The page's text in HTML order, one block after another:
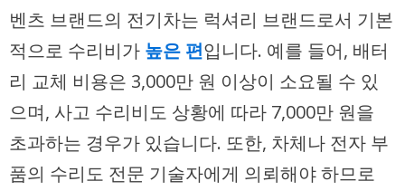
벤츠 브랜드의 전기차는 럭셔리 브랜드로서 기본
적으로 수리비가 높은 편입니다. 예를 들어, 배터
리 교체 비용은 3,000만 원 이상이 소요될 수 있
으며, 사고 수리비도 상황에 따라 7,000만 원을
초과하는 경우가 있습니다. 또한, 차체나 전자 부
품의 수리도 전문 기술자에게 의뢰해야 하므로